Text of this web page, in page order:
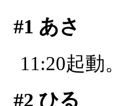
#1 あさ
11:20起動
#2 ひる